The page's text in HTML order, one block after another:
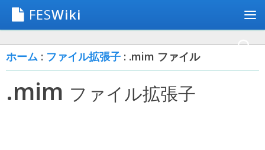
FESWiki
ホーム : ファイル拡張子 : .mim ファイル
.mim ファイル拡張子